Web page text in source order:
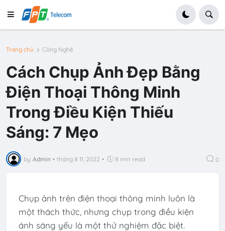
Trang chủ Công Nghệ
Cách Chụp Ảnh Đẹp Bằng
Điện Thoại Thông Minh
Trong Điều Kiện Thiếu
Sáng: 7 Mẹo
by Admin • tháng 8 11, 2022 • 8 min read 0
Chụp ảnh trên điện thoại thông minh luôn là
một thách thức, nhưng chụp trong điều kiện
ánh sáng yếu là một thử nghiệm đặc biệt.